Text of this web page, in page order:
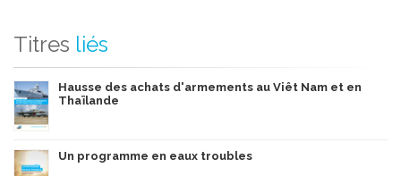
Titres liés
Hausse des achats d'armements au Viêt Nam et en
Thaïlande
Un programme en eaux troubles